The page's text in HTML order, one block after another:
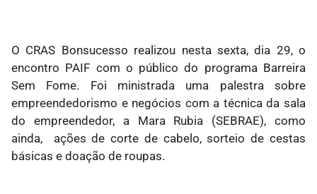
O CRAS Bonsucesso realizou nesta sexta, dia 29, o
encontro PAIF com o público do programa Barreira
Sem Fome. Foi ministrada uma palestra sobre
empreendedorismo e negócios com a técnica da sala
do empreendedor, a Mara Rubia (SEBRAE), como
ainda, ações de corte de cabelo, sorteio de cestas
básicas e doação de roupas.